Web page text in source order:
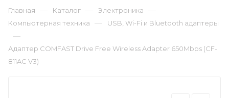
Главная — Каталог — Электроника —
Компьютерная техника — USB, Wi-Fi и Bluetooth адаптеры
—
Адаптер COMFAST Drive Free Wireless Adapter 650Mbps (CF-
811AC V3)